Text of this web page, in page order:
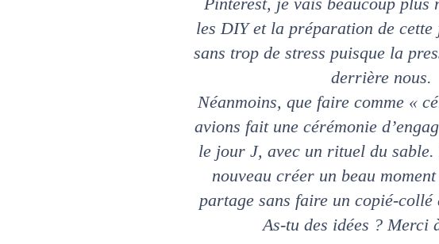
les DIY et la préparation de cette
sans trop de stress puisque la
derrière nous.
Néanmoins, que faire comme «
avions fait une cérémonie
le jour J, avec un rituel du sable.
nouveau créer un beau
partage sans faire un copié-collé
As-tu des idées ? Merci